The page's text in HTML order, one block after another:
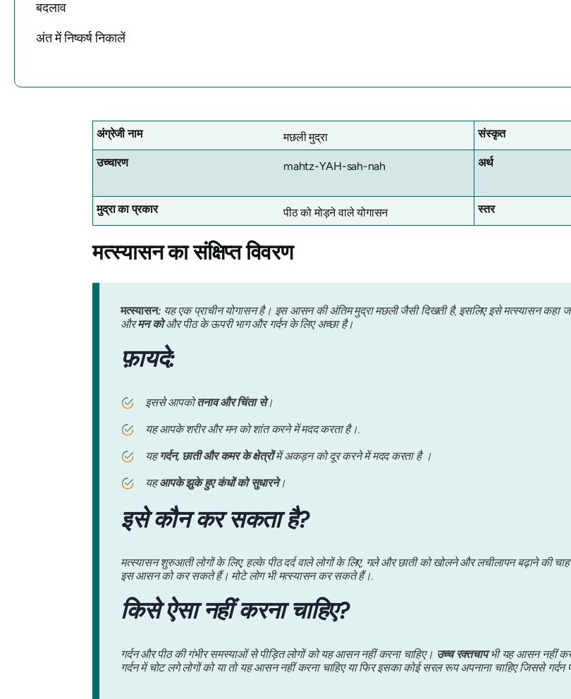
बदलाव
अंत में निष्कर्ष निकालें
अंग्रेजी नाम मछली मुद्रा संस्कृत
उच्चारण
mahtz-YAH-sah-nah अर्थ
मुद्रा का प्रकार
पीठ को मोड़ने वाले योगासन स्तर
मत्स्यासनका संक्षिप्त विवरण
मत्स्यासन: यह एक प्राचीन योगासन है। इस आसन की अंतिम मुद्रा मछली जैसी दिखती है, इसलिए इसे मत्स्यासन कहा
औरमन कोऔर पीठ के ऊपरी भाग और गर्दन के लिए अच्छा है।
फ़ायदे:
इससे आपकोतनाव और चिंता से।
यह आपके शरीर और मन को शांत करने में मदद करता है।.
यहगर्दन, छाती और कमर के क्षेत्रोंमें अकड़न को दूर करने में मदद करता है ।
यहआपके झुके हुए कंधों को सुधारने।
इसे कौन कर सकता है?
मत्स्यासन शुरुआती लोगों के लिए, हल्के पीठ दर्द वाले लोगों के लिए, गले और छाती को खोलने और लचीलापन बढ़ाने की
इस आसन को कर सकते हैं। मोटे लोग भी मत्स्यासन कर सकते हैं।.
किसे ऐसा नहीं करना चाहिए?
गर्दन और पीठ की गंभीर समस्याओं से पीड़ित लोगों को यह आसन नहीं करना चाहिए। उच्च रक्तचापभी यह आसन नहीं
गर्दन में चोट लगे लोगों को या तो यह आसन नहीं करना चाहिए या फिर इसका कोई सरल रूप अपनाना चाहिए जिससे गर्दन